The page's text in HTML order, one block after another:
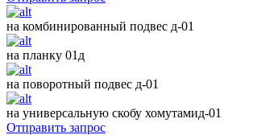
на комбинированный подвес д-01
на планку 01д
на поворотный подвес д-01
на универсальную скобу хомутамид-01
Отправить запрос